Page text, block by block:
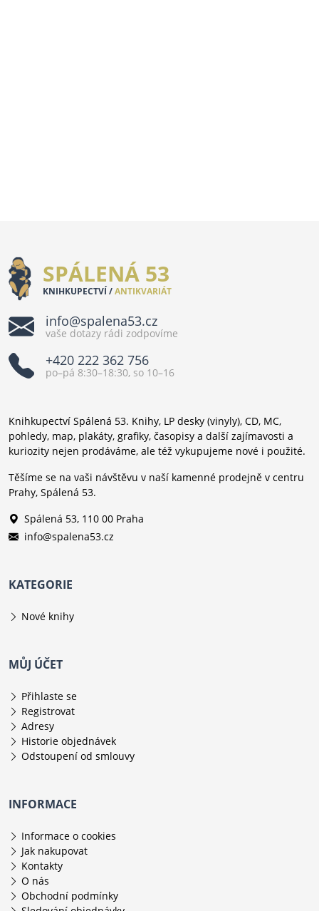
SPÁLENÁ 53
KNIHKUPECTVÍ /ANTIKVARIÁT
info@spalena53.cz
vaše dotazy rádi zodpovíme
+420 222 362 756
po–pá 8:30–18:30, so 10–16
Knihkupectví Spálená 53. Knihy, LP desky (vinyly), CD, MC,
pohledy, map, plakáty, grafiky, časopisy a další zajímavosti a
kuriozity nejen prodáváme, ale též vykupujeme nové i použité.
Těšíme se na vaši návštěvu v naší kamenné prodejně v centru
Prahy, Spálená 53.
Spálená 53, 110 00 Praha
info@spalena53.cz
KATEGORIE
Nové knihy
MŮJ ÚČET
Přihlaste se
Registrovat
Adresy
Historie objednávek
Odstoupení od smlouvy
INFORMACE
Informace o cookies
Jak nakupovat
Kontakty
O nás
Obchodní podmínky